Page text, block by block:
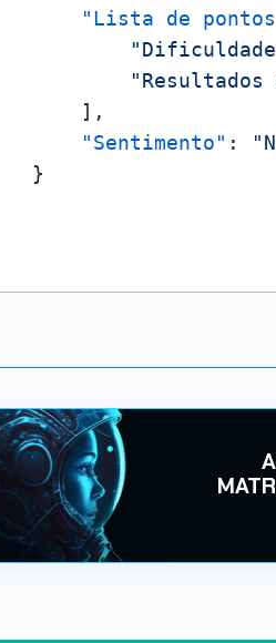
"Lista de
] ,
"Sentimento" :
}